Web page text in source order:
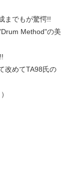
までもが驚愕!!
Method"の美
改めてTA98氏の